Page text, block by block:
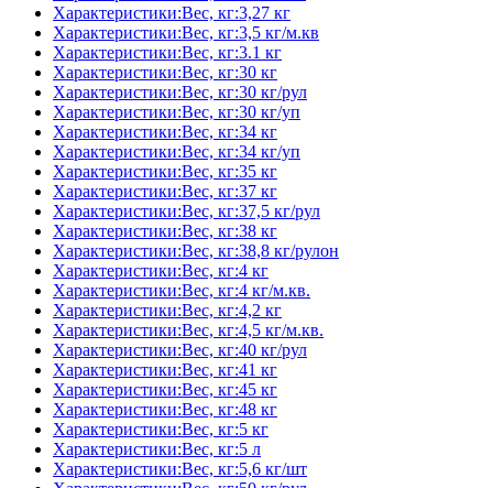
Характеристики:Вес, кг:3,27 кг
Характеристики:Вес, кг:3,5 кг/м.кв
Характеристики:Вес, кг:3.1 кг
Характеристики:Вес, кг:30 кг
Характеристики:Вес, кг:30 кг/рул
Характеристики:Вес, кг:30 кг/уп
Характеристики:Вес, кг:34 кг
Характеристики:Вес, кг:34 кг/уп
Характеристики:Вес, кг:35 кг
Характеристики:Вес, кг:37 кг
Характеристики:Вес, кг:37,5 кг/рул
Характеристики:Вес, кг:38 кг
Характеристики:Вес, кг:38,8 кг/рулон
Характеристики:Вес, кг:4 кг
Характеристики:Вес, кг:4 кг/м.кв.
Характеристики:Вес, кг:4,2 кг
Характеристики:Вес, кг:4,5 кг/м.кв.
Характеристики:Вес, кг:40 кг/рул
Характеристики:Вес, кг:41 кг
Характеристики:Вес, кг:45 кг
Характеристики:Вес, кг:48 кг
Характеристики:Вес, кг:5 кг
Характеристики:Вес, кг:5 л
Характеристики:Вес, кг:5,6 кг/шт